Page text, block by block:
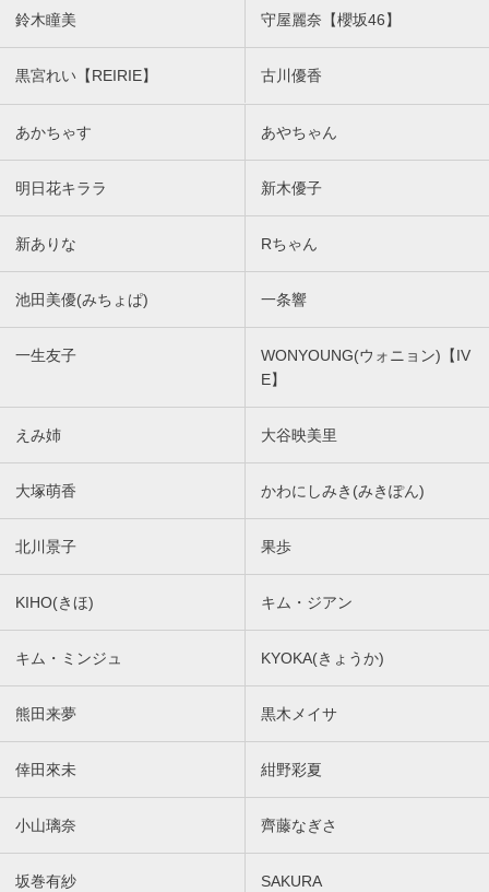
鈴木瞳美 守屋麗奈【櫻坂46】
黒宮れい【REIRIE】 古川優香
あかちゃす あやちゃん
明日花キララ 新木優子
新ありな Rちゃん
池田美優(みちょぱ) 一条響
一生友子
WONYOUNG(ウォニョン)【IV
E】
えみ姉 大谷映美里
大塚萌香 かわにしみき(みきぽん)
北川景子 果歩
KIHO(きほ) キム・ジアン
キム・ミンジュ KYOKA(きょうか)
熊田来夢 黒木メイサ
倖田來未 紺野彩夏
小山璃奈 齊藤なぎさ
坂巻有紗 SAKURA